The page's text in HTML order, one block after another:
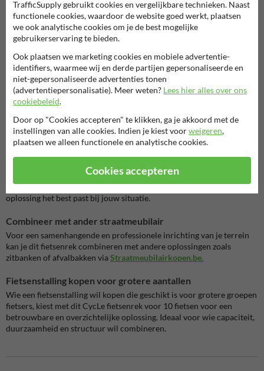
Waarom kiezen voor het CycLe fietsenrek met 10 plaatsen?
Capaciteit voor 10 fietsen
Geschikt voor locaties met een hoge fietsbezetting.
Aanpasbaar aan de beschikbare ruimte.
Stabiele en overzichtelijke opstelling
Fietsen staan netjes naast elkaar zonder hinder.
Duurzame metalen uitvoering
Gegalvaniseerd staal voor langdurig gebruik.
Eenvoudige montage
Inclusief bevestigingsmiddelen voor montage op vaste
ondergrond.
Andere fietsenrekken bekijken
Heb je minder plaatsen nodig, of zoek je net een andere opstelling?
Bekijk danons assortiment aan fietsenrekkenen ontdek welke
oplossing het best past bij jouw situatie.
Combineer met ander straatmeubilair
Voor een samenhangende en professionele inrichting van je terrein
kan je dit fietsenrek combineren met andere oplossingen zoals
zitbanken of afvalbakken via Straatmeubilairkopen.be.
Fietsenstalling kopen voor grotere aantallen
Wie een fietsenstalling wil kopen die geschikt is voor grotere groepen
fietsers, kiest met dit CycLe fietsenrek voor 10 fietsen voor een
betrouwbare en overzichtelijke oplossing. Ideaal voor wie capaciteit,
duurzaamheid en structuur wil combineren.
TrafficSupply gebruikt cookies en vergelijkbare technieken. Naast
functionele cookies, waardoor de website goed werkt, plaatsen
we ook analytische cookies om je de best mogelijke
gebruikerservaring te bieden.
Ook plaatsen we marketing cookies en mobiele advertentie-
identifiers, waarmee wij en derde partijen gepersonaliseerde en
niet-gepersonaliseerde advertenties tonen
(advertentiepersonalisatie). Meer weten? Lees hier alles over ons
cookiebeleid.
Door op "Cookies accepteren" te klikken, ga je akkoord met de
instellingen van alle cookies. Indien je kiest voorweigeren,
plaatsen we alleen functionele en analytische cookies.
Cookies accepteren